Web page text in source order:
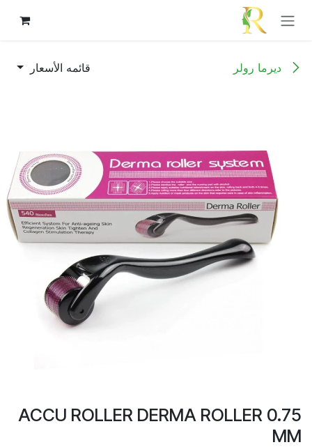
تخطي للذهاب إلى المحتوى
ديرما رولر قائمه الأسعار
ACCU ROLLER DERMA ROLLER 0.75
MM